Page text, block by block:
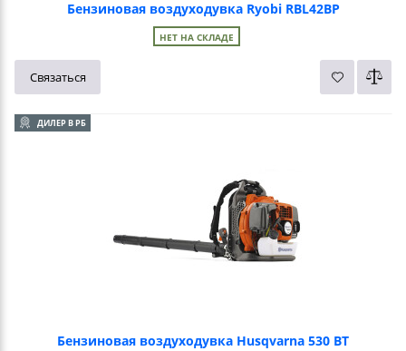
Бензиновая воздуходувка Ryobi RBL42BP
НЕТ НА СКЛАДЕ
Связаться
ДИЛЕР В РБ
Бензиновая воздуходувка Husqvarna 530 BT